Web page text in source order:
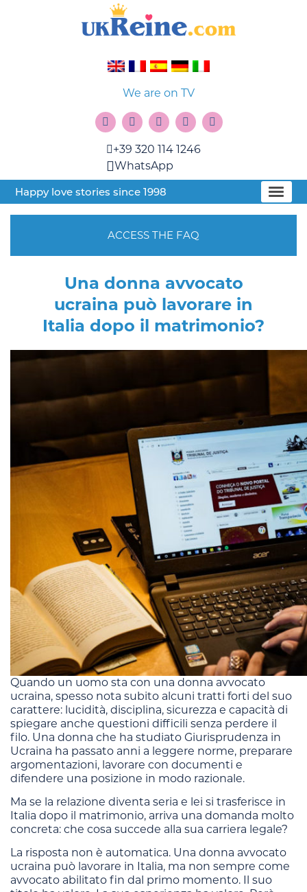
We are on TV
+39 320 114 1246
WhatsApp
Happy love stories since 1998
ACCESS THE FAQ
Una donna avvocato
ucraina può lavorare in
Italia dopo il matrimonio?
Quando un uomo sta con una donna avvocato
ucraina, spesso nota subito alcuni tratti forti del suo
carattere: lucidità, disciplina, sicurezza e capacità di
spiegare anche questioni difficili senza perdere il
filo. Una donna che ha studiato Giurisprudenza in
Ucraina ha passato anni a leggere norme, preparare
argomentazioni, lavorare con documenti e
difendere una posizione in modo razionale.
Ma se la relazione diventa seria e lei si trasferisce in
Italia dopo il matrimonio, arriva una domanda molto
concreta: che cosa succede alla sua carriera legale?
La risposta non è automatica. Una donna avvocato
ucraina può lavorare in Italia, ma non sempre come
avvocato abilitato fin dal primo momento. Il suo